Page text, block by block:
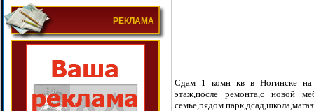
РЕКЛАМА
Сдам 1 комн кв в Ногинске на
этаж,после ремонта,с новой
семье,рядом